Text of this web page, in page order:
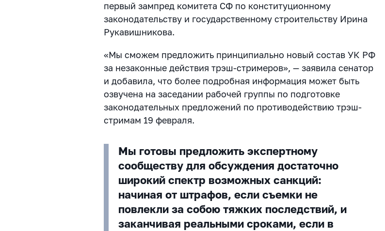
первый зампред комитета СФ по конституционному
законодательству и государственному строительству Ирина
Рукавишникова.
«Мы сможем предложить принципиально новый состав УК РФ
за незаконные действия трэш-стримеров», — заявила сенатор
и добавила, что более подробная информация может быть
озвучена на заседании рабочей группы по подготовке
законодательных предложений по противодействию трэш-
стримам 19 февраля.
Мы готовы предложить экспертному
сообществу для обсуждения достаточно
широкий спектр возможных санкций:
начиная от штрафов, если съемки не
повлекли за собою тяжких последствий, и
заканчивая реальными сроками, если в